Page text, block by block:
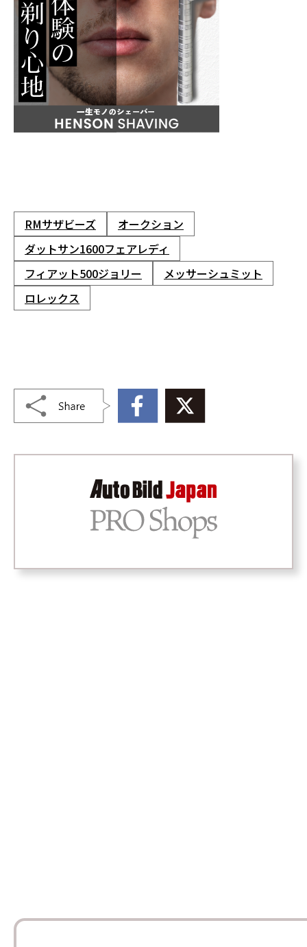
RMサザビーズ
オークション
ダットサン1600フェアレディ
フィアット500ジョリー
メッサーシュミット
ロレックス